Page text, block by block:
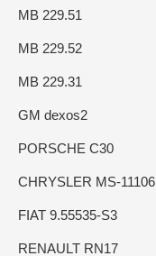
MB 229.51
MB 229.52
MB 229.31
GM dexos2
PORSCHE C30
CHRYSLER MS-11106
FIAT 9.55535-S3
RENAULT RN17